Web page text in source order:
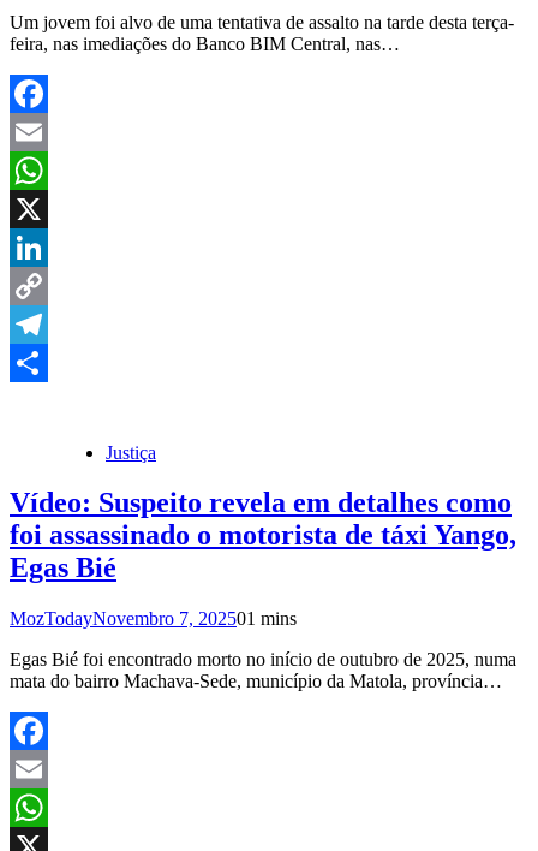
Um jovem foi alvo de uma tentativa de assalto na tarde desta terça-
feira, nas imediações do Banco BIM Central, nas…
Facebook
Email
WhatsApp
X
LinkedIn
Copy
Link
Telegram
Justiça
Vídeo: Suspeito revela em detalhes como
foi assassinado o motorista de táxi Yango,
Egas Bié
MozTodayNovembro 7, 202501 mins
Egas Bié foi encontrado morto no início de outubro de 2025, numa
mata do bairro Machava-Sede, município da Matola, província…
Facebook
Email
WhatsApp